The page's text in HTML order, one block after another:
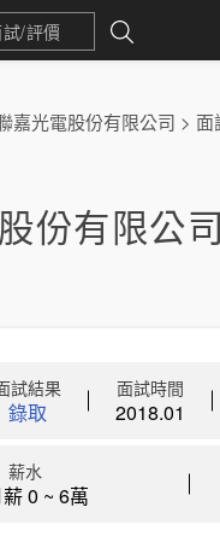
嘉光電股份有限公司 > 面
份有限公
試結果
錄取
面試時間
2018.01
薪水
0 ~ 6萬